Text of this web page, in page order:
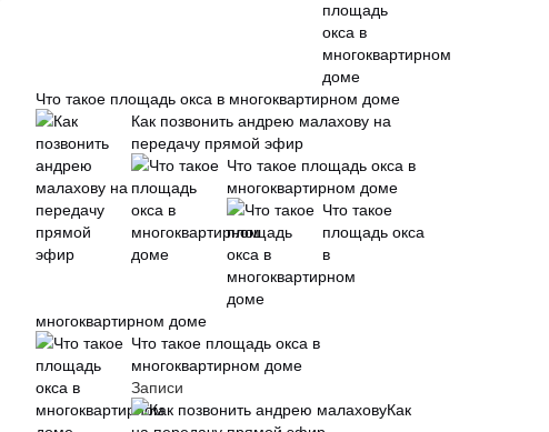
Что такое площадь окса в многоквартирном доме
Как позвонить андрею малахову на
передачу прямой эфир
Что такое площадь окса в
многоквартирном доме
Что такое
площадь окса
в
многоквартирном доме
Что такое площадь окса в
многоквартирном доме
Записи
Как